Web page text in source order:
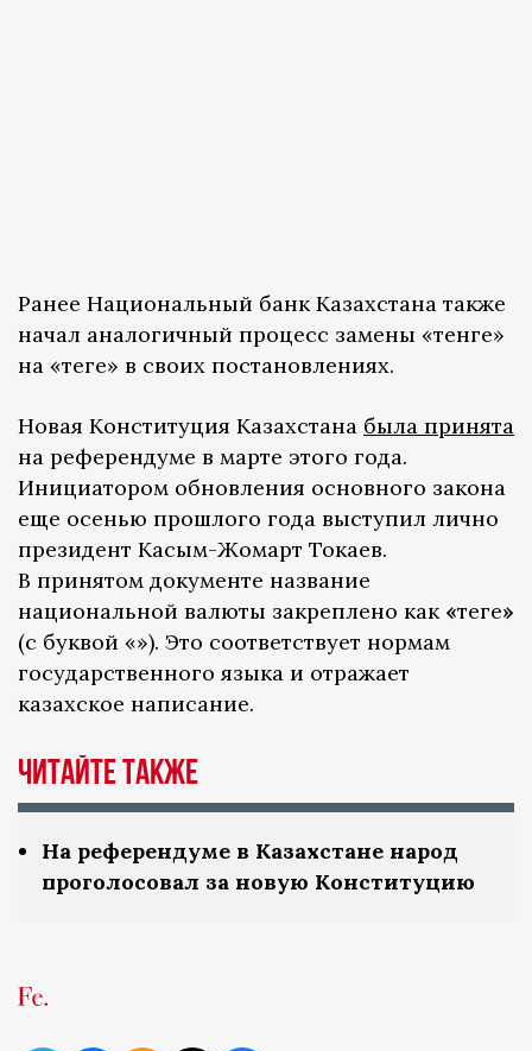
Ранее Национальный банк Казахстана также
начал аналогичный процесс замены «тенге»
на «теңге» в своих постановлениях.
Новая Конституция Казахстана была принята
на референдуме в марте этого года.
Инициатором обновления основного закона
еще осенью прошлого года выступил лично
президент Касым-Жомарт Токаев.
В принятом документе название
национальной валюты закреплено как «теңге»
(с буквой «ң»). Это соответствует нормам
государственного языка и отражает
казахское написание.
ЧИТАЙТЕ ТАКЖЕ
На референдуме в Казахстане народ
проголосовал за новую Конституцию